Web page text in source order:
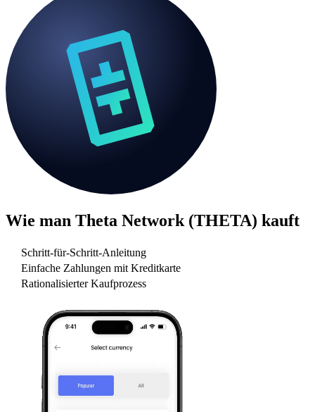
Wie man Theta Network (THETA) kauft
Schritt-für-Schritt-Anleitung
Einfache Zahlungen mit Kreditkarte
Rationalisierter Kaufprozess